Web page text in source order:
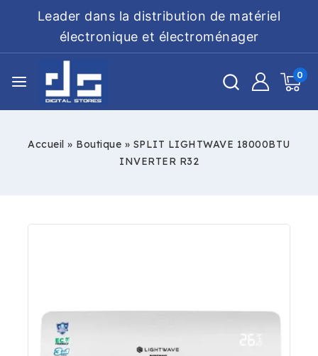
Leader dans la distribution de matériel
électronique et électroménager
0
Accueil » Boutique » SPLIT LIGHTWAVE 18000BTU
INVERTER R32